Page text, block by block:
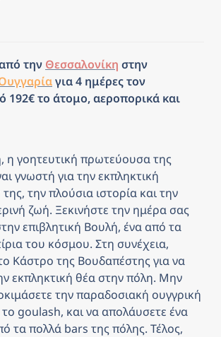
την Θεσσαλονίκη
για 4 ημέρες τον
192€ το άτομο, αεροπορικά και
η γοητευτική πρωτεύουσα της
γνωστή για την εκπληκτική
της, την πλούσια ιστορία και την
ζωή. Ξεκινήστε την ημέρα σας
επιβλητική Βουλή, ένα από τα
του κόσμου. Στη συνέχεια,
Κάστρο της Βουδαπέστης για να
εκπληκτική θέα στην πόλη. Μην
την παραδοσιακή ουγγρική
goulash, και να απολάυσετε ένα
τα πολλά bars της πόλης. Τέλος,